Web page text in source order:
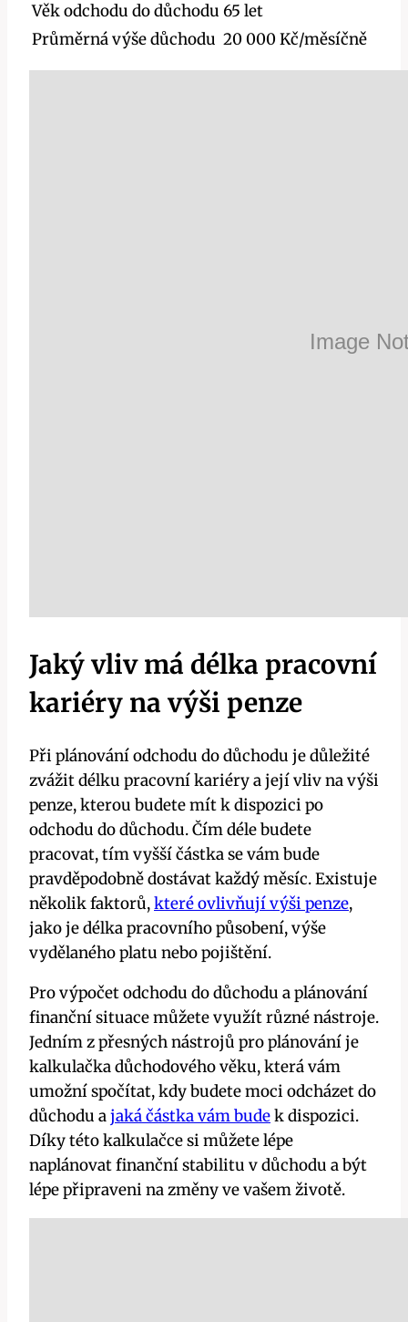
Věk odchodu do důchodu 65 let
Průměrná výše důchodu 20 000 Kč/měsíčně
Jaký vliv má délka pracovní
kariéry na výši penze
Při plánování odchodu do důchodu je důležité
zvážit délku pracovní kariéry a její vliv na výši
penze, kterou budete mít k dispozici po
odchodu do důchodu. Čím déle budete
pracovat, tím vyšší částka se vám bude
pravděpodobně dostávat každý měsíc. Existuje
několik faktorů,které ovlivňují výši penze,
jako je délka pracovního působení, výše
vydělaného platu nebo pojištění.
Pro výpočet odchodu do důchodu a plánování
finanční situace můžete využít různé nástroje.
Jedním z přesných nástrojů pro plánování je
kalkulačka důchodového věku, která vám
umožní spočítat, kdy budete moci odcházet do
důchodu ajaká částka vám budek dispozici.
Díky této kalkulačce si můžete lépe
naplánovat finanční stabilitu v důchodu a být
lépe připraveni na změny ve vašem životě.